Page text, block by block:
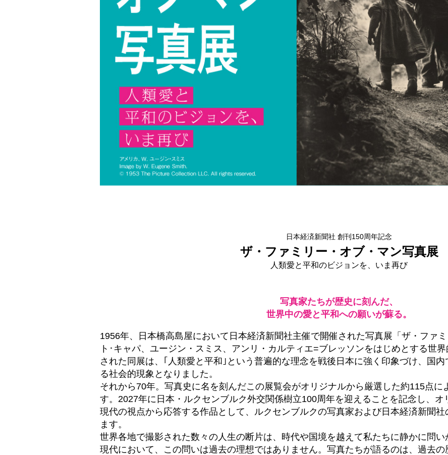
日本経済新聞社 創刊150周年記念
ザ・ファミリー・オブ・マン写真展
人類愛と平和のビジョンを、いま再び
写真家たちが歴史に刻んだ、
世界中の愛と平和への願いが蘇る。
1956年、日本橋高島屋において日本経済新聞社主催で開催された写真展「ザ・ファ
ト･キャパ、ユージン・スミス、アンリ・カルティエ=ブレッソンをはじめとする世
された同展は、｢人類愛と平和｣という普遍的な理念を戦後日本に強く印象づけ、国
る社会的現象となりました。
それから70年。写真史に名を刻んだこの展覧会がオリジナルから厳選した約115点に
す。2027年に日本・ルクセンブルク外交関係樹立100周年を迎えることを記念し、オ
現代の視点から応答する作品として、ルクセンブルクの写真家および日本経済新聞
ます。
世界各地で撮影された数々の人生の断片は、時代や国境を越えて私たちに静かに問
現代において、この問いは過去の理想ではありません。写真たちが語るのは、過去